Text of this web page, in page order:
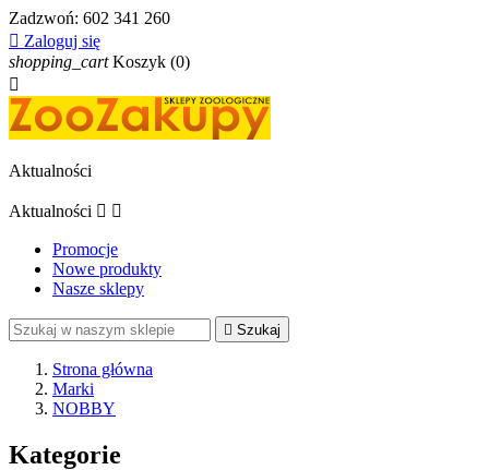
Zadzwoń: 602 341 260
 Zaloguj się
shopping_cart Koszyk (0)

Aktualności
Aktualności  
Promocje
Nowe produkty
Nasze sklepy
 Szukaj
Strona główna
Marki
NOBBY
Kategorie